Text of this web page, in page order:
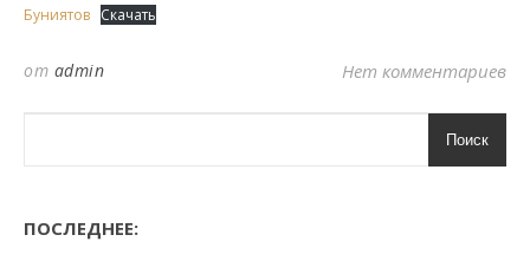
Буниятов Скачать
от admin Нет комментариев
Поиск
ПОСЛЕДНЕЕ: